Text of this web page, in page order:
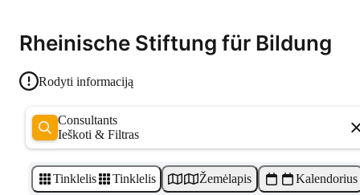
Rheinische Stiftung für Bildung
Rodyti informaciją
Consultants
Ieškoti & Filtras
Tinklelis Tinklelis Žemėlapis Kalendorius